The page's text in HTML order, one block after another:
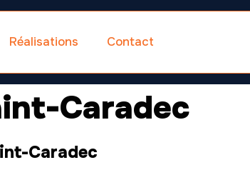
Réalisations Contact
Caradec
Caradec